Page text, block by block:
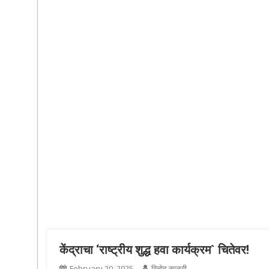
केंद्राचा ‘राष्ट्रीय शुद्ध हवा कार्यक्रम` चितेवर!